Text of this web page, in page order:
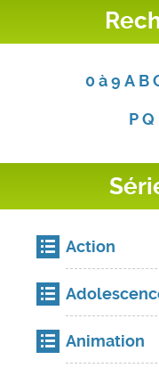
0 à 9 A B
P Q
Action
Animation